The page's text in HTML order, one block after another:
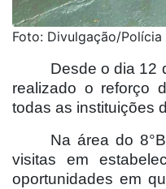
Foto: Divulgação/
Desde o dia 12
realizado o reforço
todas as instituições
Na área do
visitas em
oportunidades em